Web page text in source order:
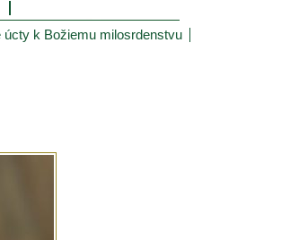
úcty k Božiemu milosrdenstvu